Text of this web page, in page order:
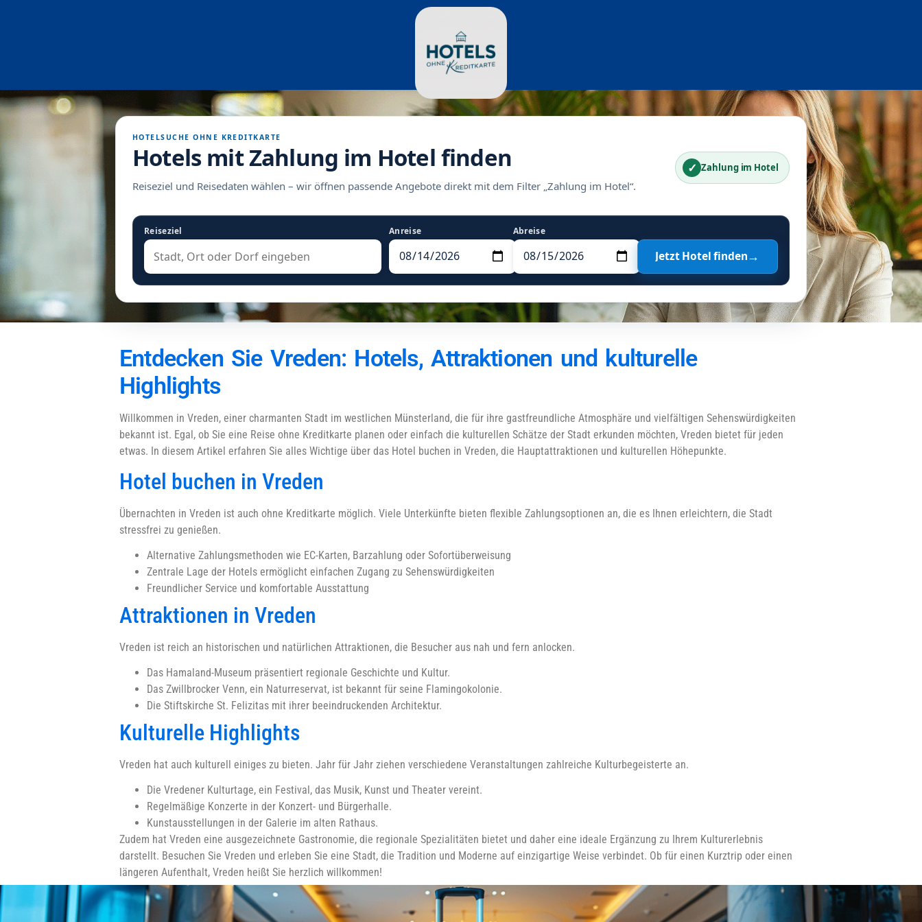
HOTELSUCHE OHNE KREDITKARTE
Hotels mit Zahlung im Hotel finden
Reiseziel und Reisedaten wählen – wir öffnen passende Angebote direkt mit dem Filter „Zahlung im Hotel“.
✓ Zahlung im Hotel
Reiseziel Anreise Abreise
Jetzt Hotel finden→
Entdecken Sie Vreden: Hotels, Attraktionen und kulturelle
Highlights
Willkommen in Vreden, einer charmanten Stadt im westlichen Münsterland, die für ihre gastfreundliche Atmosphäre und vielfältigen Sehenswürdigkeiten
bekannt ist. Egal, ob Sie eine Reise ohne Kreditkarte planen oder einfach die kulturellen Schätze der Stadt erkunden möchten, Vreden bietet für jeden
etwas. In diesem Artikel erfahren Sie alles Wichtige über das Hotel buchen in Vreden, die Hauptattraktionen und kulturellen Höhepunkte.
Hotel buchen in Vreden
Übernachten in Vreden ist auch ohne Kreditkarte möglich. Viele Unterkünfte bieten flexible Zahlungsoptionen an, die es Ihnen erleichtern, die Stadt
stressfrei zu genießen.
Alternative Zahlungsmethoden wie EC-Karten, Barzahlung oder Sofortüberweisung
Zentrale Lage der Hotels ermöglicht einfachen Zugang zu Sehenswürdigkeiten
Freundlicher Service und komfortable Ausstattung
Attraktionen in Vreden
Vreden ist reich an historischen und natürlichen Attraktionen, die Besucher aus nah und fern anlocken.
Das Hamaland-Museum präsentiert regionale Geschichte und Kultur.
Das Zwillbrocker Venn, ein Naturreservat, ist bekannt für seine Flamingokolonie.
Die Stiftskirche St. Felizitas mit ihrer beeindruckenden Architektur.
Kulturelle Highlights
Vreden hat auch kulturell einiges zu bieten. Jahr für Jahr ziehen verschiedene Veranstaltungen zahlreiche Kulturbegeisterte an.
Die Vredener Kulturtage, ein Festival, das Musik, Kunst und Theater vereint.
Regelmäßige Konzerte in der Konzert- und Bürgerhalle.
Kunstausstellungen in der Galerie im alten Rathaus.
Zudem hat Vreden eine ausgezeichnete Gastronomie, die regionale Spezialitäten bietet und daher eine ideale Ergänzung zu Ihrem Kulturerlebnis
darstellt. Besuchen Sie Vreden und erleben Sie eine Stadt, die Tradition und Moderne auf einzigartige Weise verbindet. Ob für einen Kurztrip oder einen
längeren Aufenthalt, Vreden heißt Sie herzlich willkommen!